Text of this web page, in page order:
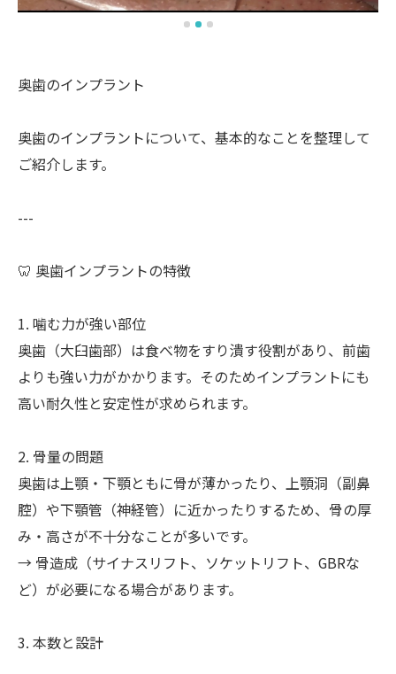
奥歯のインプラント
奥歯のインプラントについて、基本的なことを整理して
ご紹介します。
---
🦷 奥歯インプラントの特徴
1. 噛む力が強い部位
奥歯（大臼歯部）は食べ物をすり潰す役割があり、前歯
よりも強い力がかかります。そのためインプラントにも
高い耐久性と安定性が求められます。
2. 骨量の問題
奥歯は上顎・下顎ともに骨が薄かったり、上顎洞（副鼻
腔）や下顎管（神経管）に近かったりするため、骨の厚
み・高さが不十分なことが多いです。
→ 骨造成（サイナスリフト、ソケットリフト、GBRな
ど）が必要になる場合があります。
3. 本数と設計